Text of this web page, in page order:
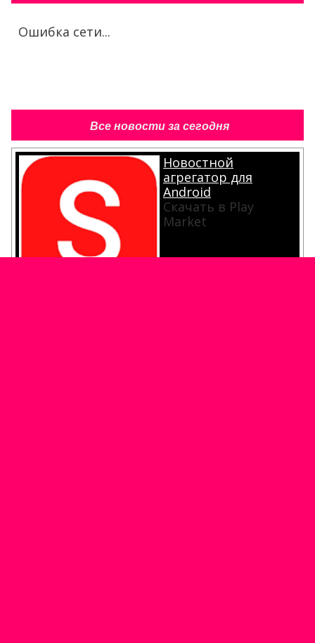
Ошибка сети...
Все новости за сегодня
Новостной
агрегатор для
Android
Скачать в Play
Market